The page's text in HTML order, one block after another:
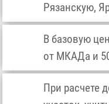
Рязанскую,
В базовую
от МКАДа и
При расчете